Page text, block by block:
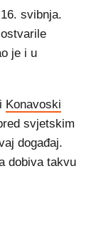
svibnja.
je i u
i Konavoski
svjetskim
događaj.
dobiva takvu